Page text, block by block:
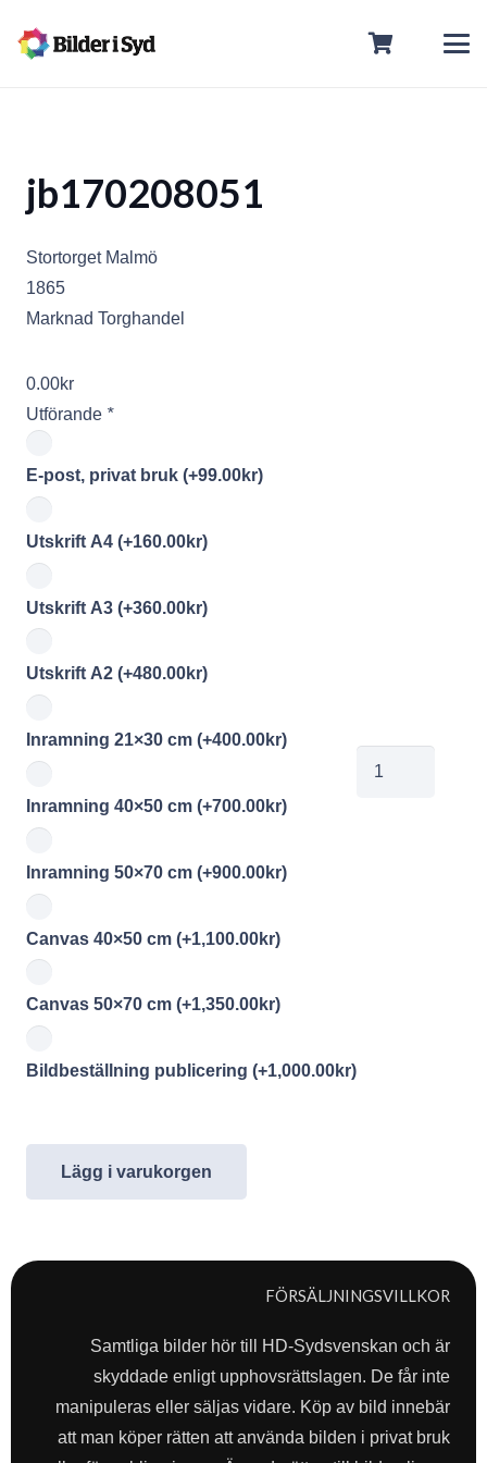
jb170208051
Stortorget Malmö
1865
Marknad Torghandel
0.00kr
Utförande *
E-post, privat bruk (+99.00kr)
Utskrift A4 (+160.00kr)
Utskrift A3 (+360.00kr)
Utskrift A2 (+480.00kr)
Inramning 21×30 cm (+400.00kr)
Inramning 40×50 cm (+700.00kr)
Inramning 50×70 cm (+900.00kr)
Canvas 40×50 cm (+1,100.00kr)
Canvas 50×70 cm (+1,350.00kr)
Bildbeställning publicering (+1,000.00kr)
Lägg i varukorgen
FÖRSÄLJNINGSVILLKOR
Samtliga bilder hör till HD-Sydsvenskan och är
skyddade enligt upphovsrättslagen. De får inte
manipuleras eller säljas vidare. Köp av bild innebär
att man köper rätten att använda bilden i privat bruk